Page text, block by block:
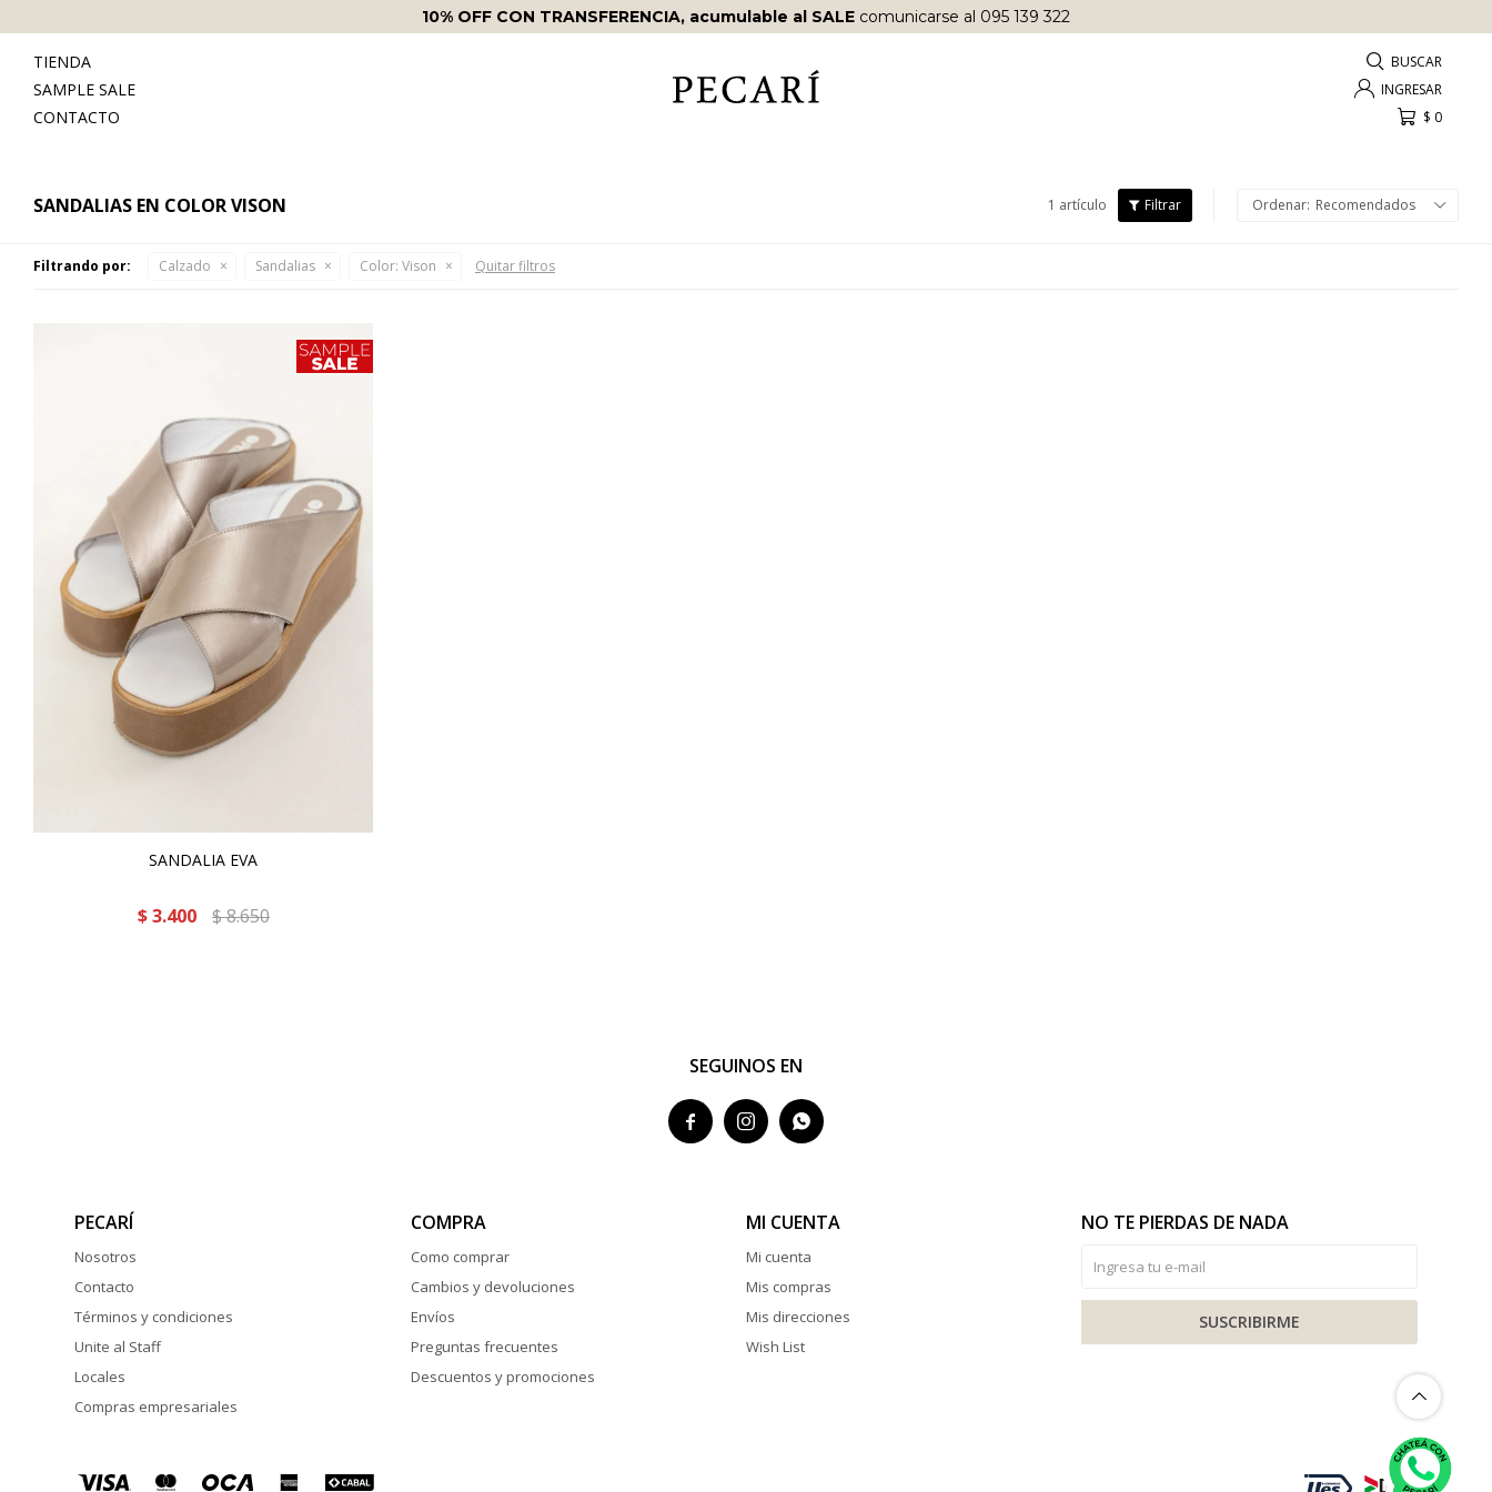
ENVÍOS SIN COSTOA PARTIR DE$10.000 ·ENVÍOS EN EL DÍAEN COMPRAS REALIZADAS ANTES DE
TIENDA
SAMPLE SALE
CONTACTO
$ 0
SANDALIAS EN COLOR VISON 1 artículo Recomendados
Filtrando por: Calzado Sandalias Color: Vison Quitar filtros
SANDALIA EVA
$ 3.400 $8.650
SEGUINOS EN
  
PECARÍ
Nosotros
Contacto
Términos y condiciones
Unite al Staff
Locales
Compras empresariales
COMPRA
Como comprar
Cambios y devoluciones
Envíos
Preguntas frecuentes
Descuentos y promociones
MI CUENTA
Mi cuenta
Mis compras
Mis direcciones
Wish List
NO TE PIERDAS DE NADA
SUSCRIBIRME